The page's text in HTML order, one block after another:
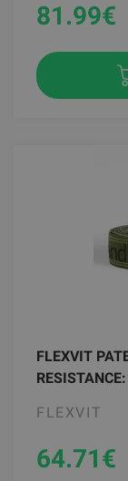
81.99€
FLEXVIT
FLEXVIT
64.71€